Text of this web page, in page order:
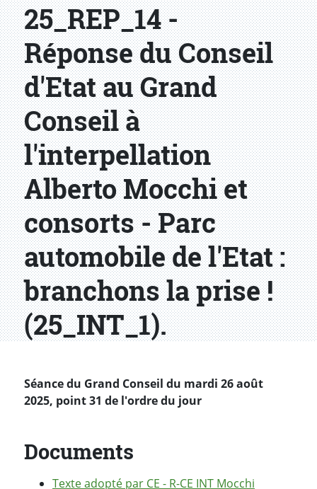
25_REP_14 -
Réponse du Conseil
d'Etat au Grand
Conseil à
l'interpellation
Alberto Mocchi et
consorts - Parc
automobile de l'Etat :
branchons la prise !
(25_INT_1).
Séance du Grand Conseil du mardi 26 août
2025, point 31 de l'ordre du jour
Documents
Texte adopté par CE - R-CE INT Mocchi